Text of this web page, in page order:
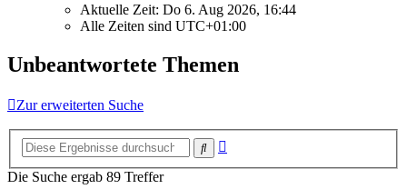
Aktuelle Zeit: Do 6. Aug 2026, 16:44
Alle Zeiten sind UTC+01:00
Unbeantwortete Themen
Zur erweiterten Suche
Suche
Die Suche ergab 89 Treffer